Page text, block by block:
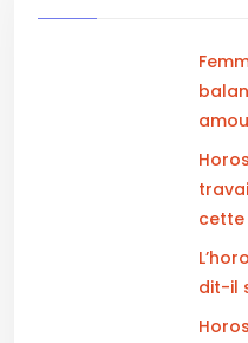
cette
dit-il